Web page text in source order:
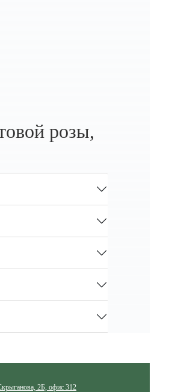
розы,
2Б, офис 312